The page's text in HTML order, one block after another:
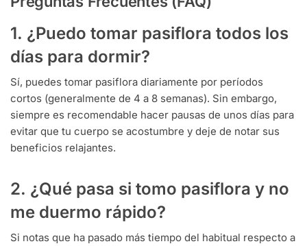
1. ¿Puedo tomar pasiflora todos los
días para dormir?
Sí, puedes tomar pasiflora diariamente por períodos
cortos (generalmente de 4 a 8 semanas). Sin embargo,
siempre es recomendable hacer pausas de unos días para
evitar que tu cuerpo se acostumbre y deje de notar sus
beneficios relajantes.
2. ¿Qué pasa si tomo pasiflora y no
me duermo rápido?
Si notas que ha pasado más tiempo del habitual respecto a